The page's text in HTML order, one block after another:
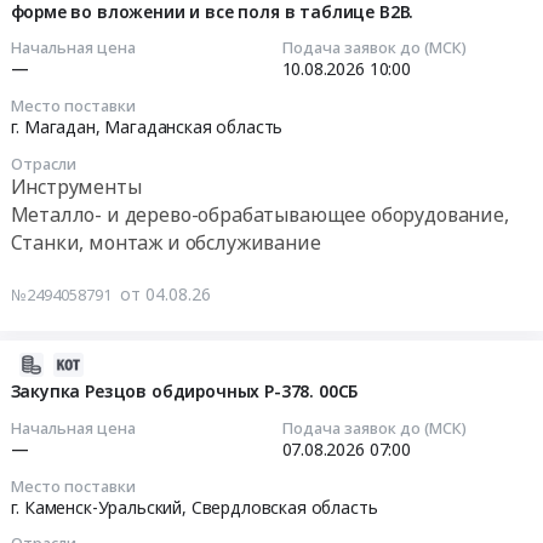
форме во вложении и все поля в таблице В2В.
Начальная цена
—
Подача заявок до (МСК)
10.08.2026 10:00
Место поставки
г. Магадан, Магаданская область
Отрасли
Инструменты
Металло- и дерево-обрабатывающее оборудование,
Станки, монтаж и обслуживание
№2494058791 от 04.08.26
Закупка Резцов обдирочных Р-378. 00СБ
Начальная цена
—
Подача заявок до (МСК)
07.08.2026 07:00
Место поставки
г. Каменск-Уральский, Свердловская область